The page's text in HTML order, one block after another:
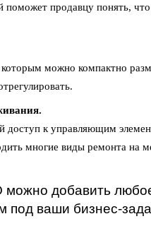
поможет продавцу понять,
можно компактно
доступ к управляющим
многие виды ремонта на
можно добавить
под ваши бизнес-